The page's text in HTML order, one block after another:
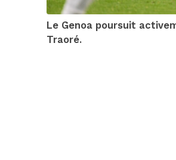
Le Genoa poursuit
Traoré.